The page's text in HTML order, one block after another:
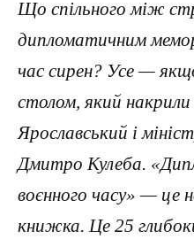
Що спільного між
дипломатичним
час сирен? Усе —
столом, який
Ярославський і
Дмитро Кулеба.
воєнного часу» — це
книжка. Це 25